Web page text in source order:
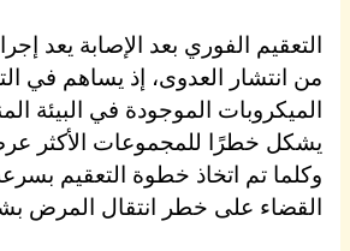
التعقيم الفوري بعد الإصابة يعد
من انتشار العدوى، إذ يساهم في
الميكروبات الموجودة في البيئة
يشكل خطرًا للمجموعات الأكثر
وكلما تم اتخاذ خطوة التعقيم
القضاء على خطر انتقال المرض